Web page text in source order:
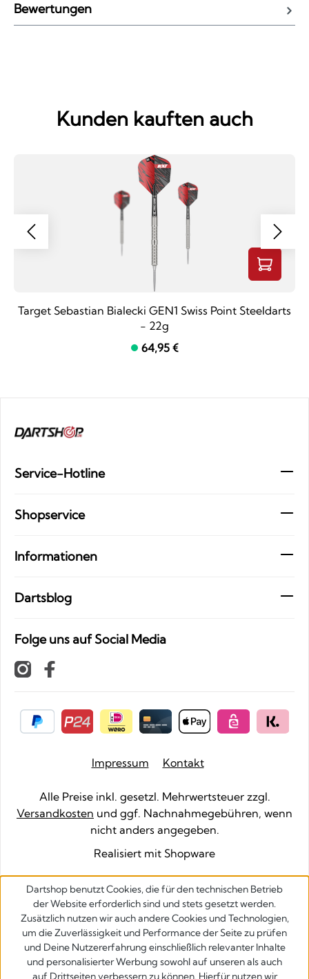
Bewertungen
Kunden kauften auch
Target Sebastian Bialecki GEN1 Swiss Point Steeldarts
- 22g
64,95 €
Service-Hotline
Shopservice
Informationen
Dartsblog
Folge uns auf Social Media
Impressum Kontakt
Alle Preise inkl. gesetzl. Mehrwertsteuer zzgl.
Versandkosten und ggf. Nachnahmegebühren, wenn
nicht anders angegeben.
Realisiert mit Shopware
Dartshop benutzt Cookies, die für den technischen Betrieb
der Website erforderlich sind und stets gesetzt werden.
Zusätzlich nutzen wir auch andere Cookies und Technologien,
um die Zuverlässigkeit und Performance der Seite zu prüfen
und Deine Nutzererfahrung einschließlich relevanter Inhalte
und personalisierter Werbung sowohl auf unseren als auch
auf Drittseiten verbessern zu können. Hierfür nutzen wir